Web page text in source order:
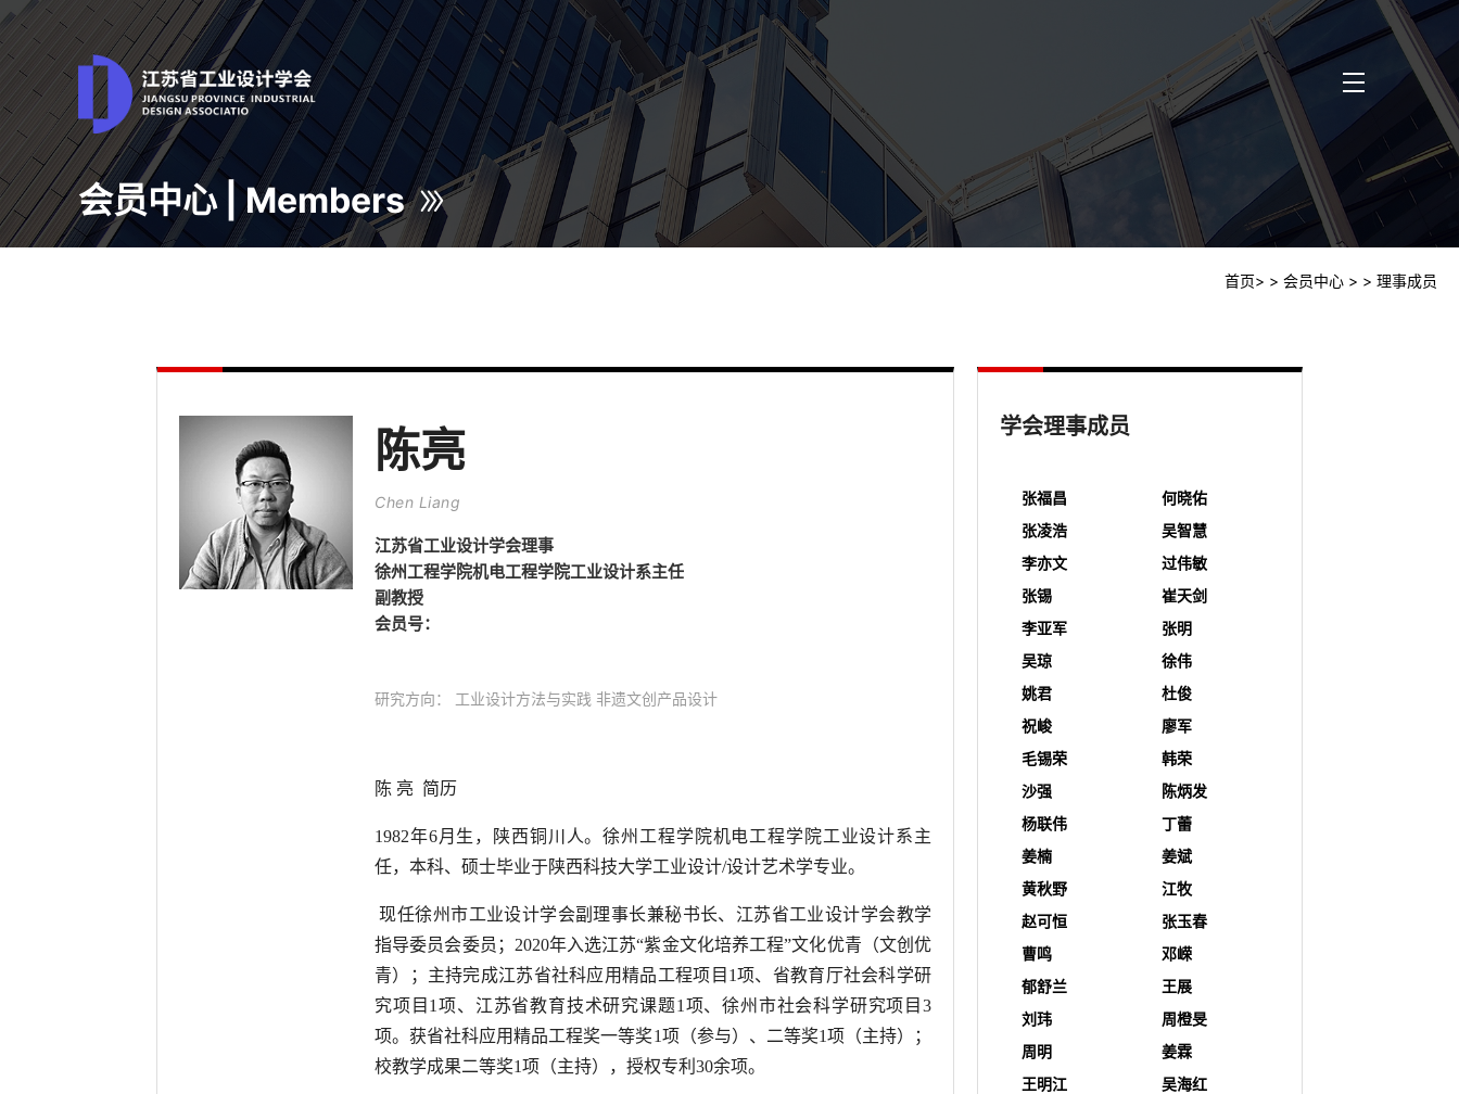
会员中心 | Members
首页> > 会员中心 > > 理事成员
陈亮
Chen Liang
江苏省工业设计学会理事
徐州工程学院机电工程学院工业设计系主任
副教授
会员号：
研究方向： 工业设计方法与实践 非遗文创产品设计
陈 亮 简历
1982年6月生，陕西铜川人。徐州工程学院机电工程学院工业设计系主
任，本科、硕士毕业于陕西科技大学工业设计/设计艺术学专业。
现任徐州市工业设计学会副理事长兼秘书长、江苏省工业设计学会教学
指导委员会委员； 2020年入选江苏“紫金文化培养工程”文化优青（文创优
青）；主持完成江苏省社科应用精品工程项目 1项、省教育厅社会科学研
究项目 1 项、江苏省教育技术研究课题1 项、徐州市社会科学研究项目3
项。获省社科应用精品工程奖一等奖1项（参与）、二等奖1项（主持）；
校教学成果二等奖1项（主持），授权专利 30余项。
学会理事成员
张福昌
何晓佑
张凌浩
吴智慧
李亦文
过伟敏
张锡
崔天剑
李亚军
张明
吴琼
徐伟
姚君
杜俊
祝峻
廖军
毛锡荣
韩荣
沙强
陈炳发
杨联伟
丁蕾
姜楠
姜斌
黄秋野
江牧
赵可恒
张玉春
曹鸣
邓嵘
郁舒兰
王展
刘玮
周橙旻
周明
姜霖
王明江
吴海红